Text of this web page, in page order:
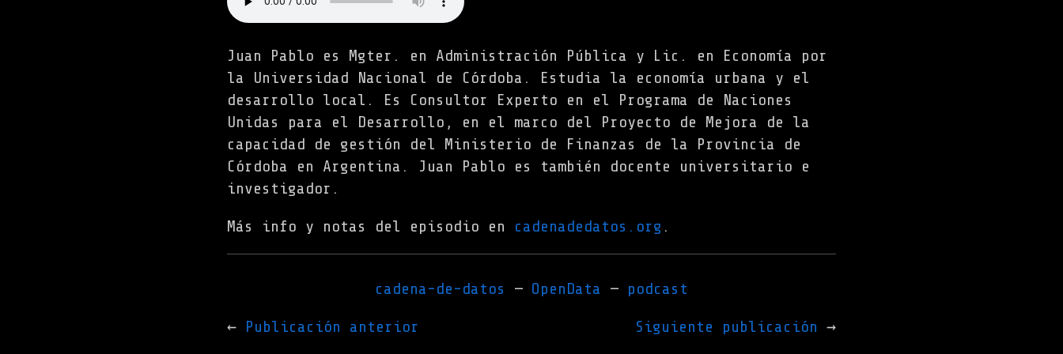
Juan Pablo es Mgter. en Administración Pública y Lic. en Economía por
la Universidad Nacional de Córdoba. Estudia la economía urbana y el
desarrollo local. Es Consultor Experto en el Programa de Naciones
Unidas para el Desarrollo, en el marco del Proyecto de Mejora de la
capacidad de gestión del Ministerio de Finanzas de la Provincia de
Córdoba en Argentina. Juan Pablo es también docente universitario e
investigador.
Más info y notas del episodio en cadenadedatos.org .
cadena-de-datos OpenData podcast
Publicación anterior Siguiente publicación